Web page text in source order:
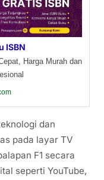
ISBN
Harga Murah dan
dan
pada layar TV
F1 secara
seperti YouTube,